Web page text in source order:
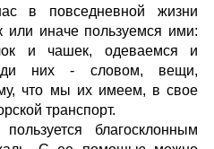
в повседневной жизни
иначе пользуемся ими:
и чашек, одеваемся и
них - словом, вещи,
что мы их имеем, в свое
транспорт.
благосклонным